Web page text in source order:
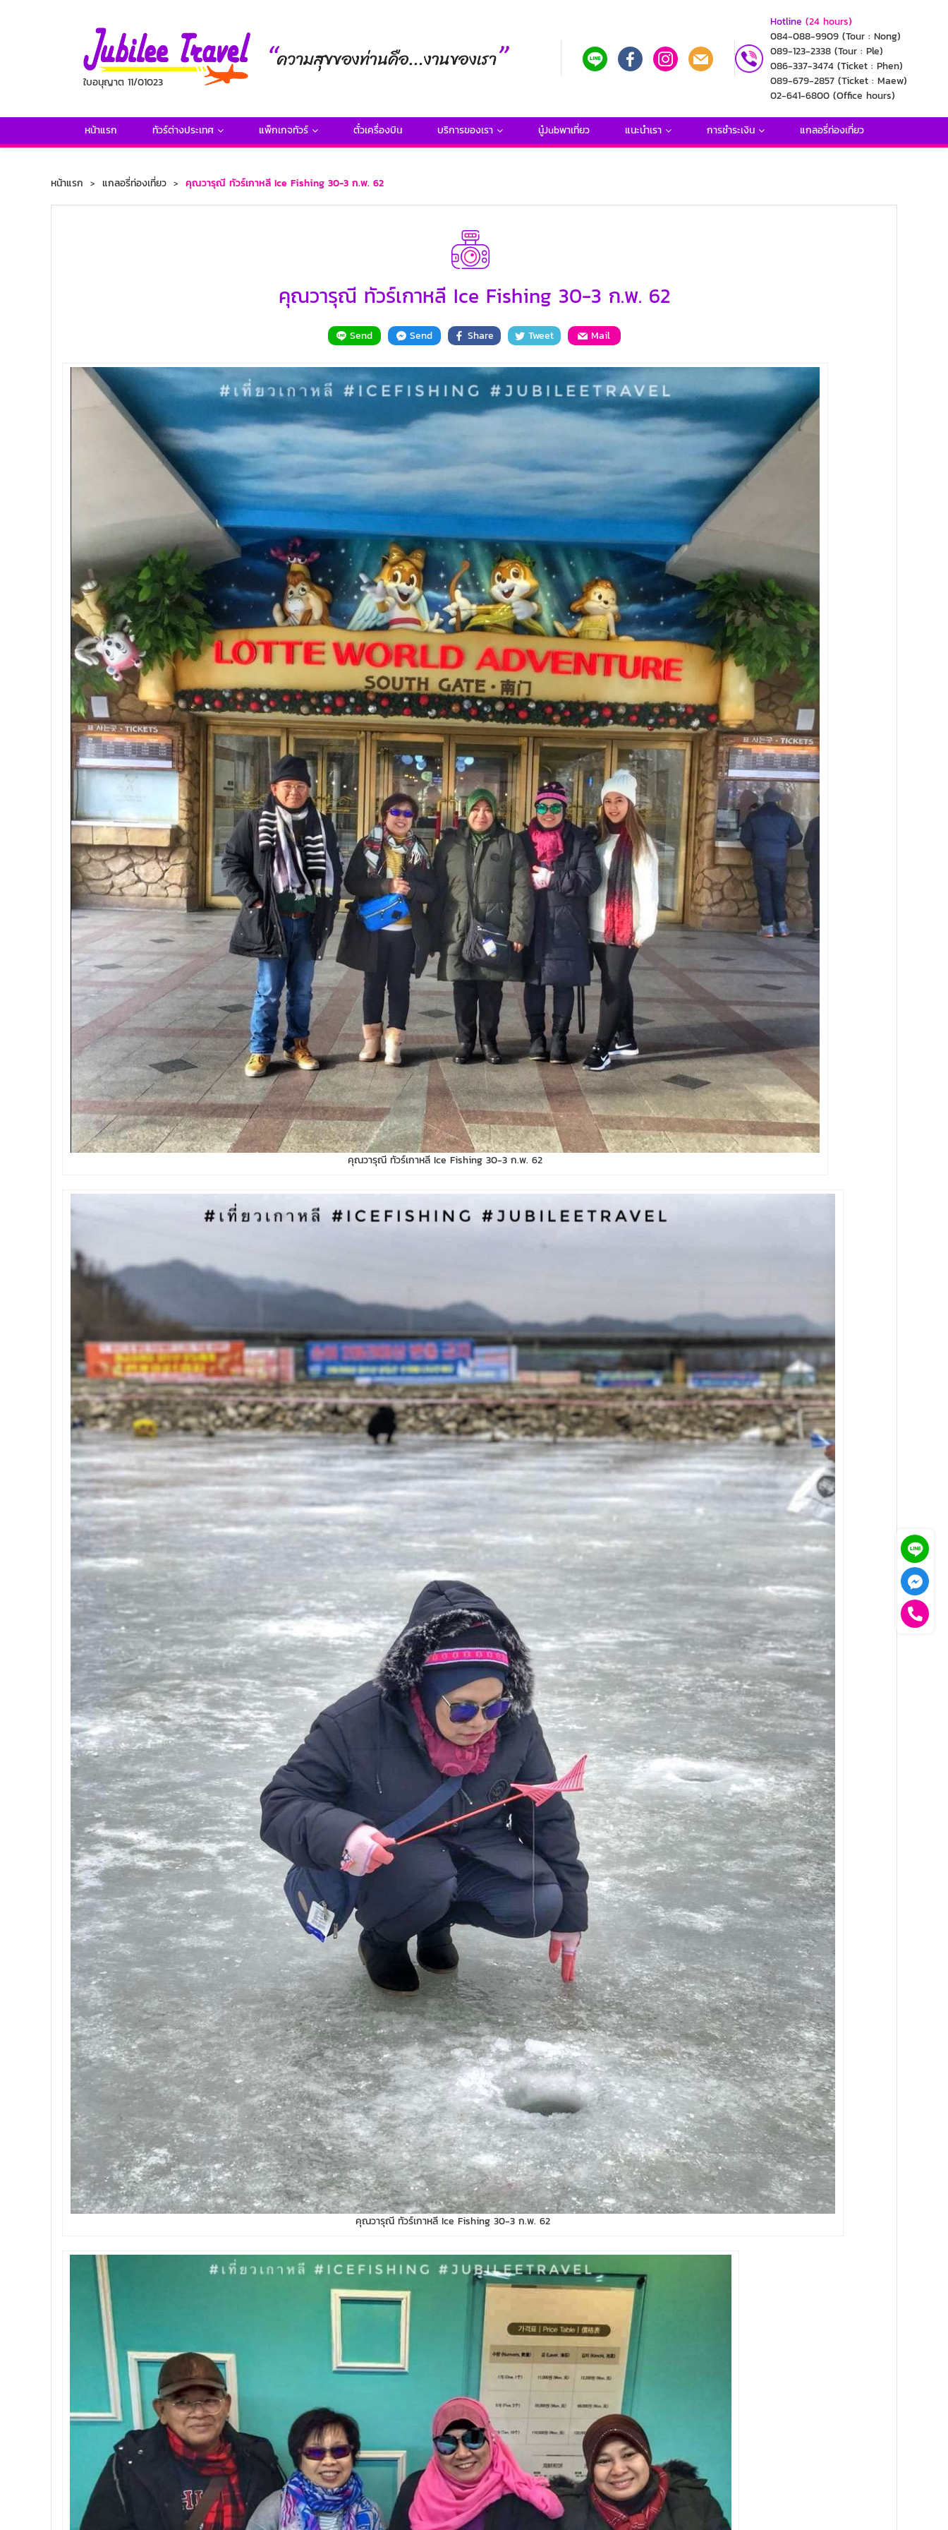
ใบอนุญาต 11/01023
Hotline (24 hours)
084-088-9909 (Tour : Nong)
089-123-2338 (Tour : Ple)
086-337-3474 (Ticket : Phen)
089-679-2857 (Ticket : Maew)
02-641-6800 (Office hours)
หน้าแรก ทัวร์ต่างประเทศ แพ็กเกจทัวร์ ตั๋วเครื่องบิน บริการของเรา นู๋Jubพาเที่ยว แนะนำเรา การชำระเงิน แกลอรี่ท่องเที่ยว
หน้าแรก แกลอรี่ท่องเที่ยว คุณวารุณี ทัวร์เกาหลี Ice Fishing 30-3 ก.พ. 62
คุณวารุณี ทัวร์เกาหลี Ice Fishing 30-3 ก.พ. 62
Send Send Share Tweet Mail
คุณวารุณี ทัวร์เกาหลี Ice Fishing 30-3 ก.พ. 62
คุณวารุณี ทัวร์เกาหลี Ice Fishing 30-3 ก.พ. 62